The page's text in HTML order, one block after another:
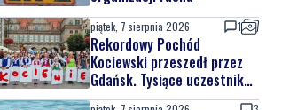
piątek, 7 sierpnia 2026 1
Rekordowy Pochód
Kociewski przeszedł przez
Gdańsk. Tysiące uczestników
na jubileuszowej edycji